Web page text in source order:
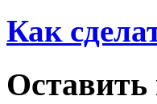
Как